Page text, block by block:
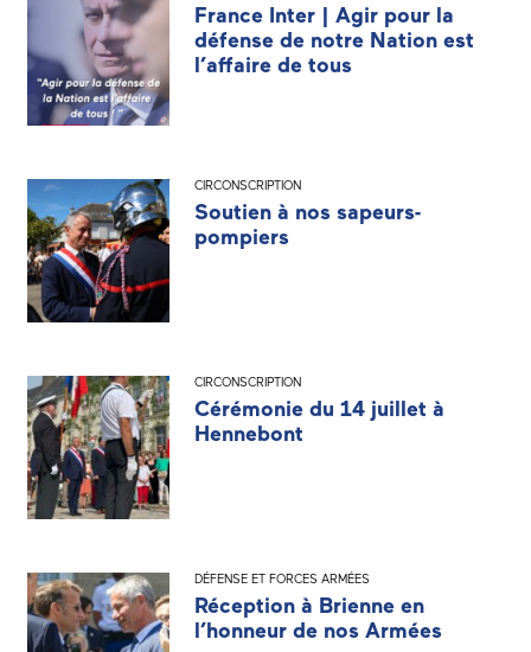
France Inter | Agir pour la
défense de notre Nation est
l’affaire de tous
CIRCONSCRIPTION
Soutien à nos sapeurs-
pompiers
CIRCONSCRIPTION
Cérémonie du 14 juillet à
Hennebont
DÉFENSE ET FORCES ARMÉES
Réception à Brienne en
l’honneur de nos Armées